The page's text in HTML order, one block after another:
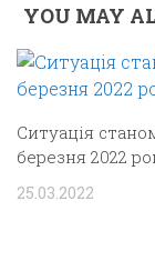
YOU MAY
Ситуація
березня 2022
25.03.2022